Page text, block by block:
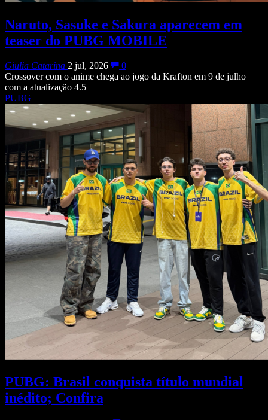
Naruto, Sasuke e Sakura aparecem em
teaser do PUBG MOBILE
Giulia Catarina 2 jul, 2026
0
Crossover com o anime chega ao jogo da Krafton em 9 de julho
com a atualização 4.5
PUBG
PUBG: Brasil conquista título mundial
inédito; Confira